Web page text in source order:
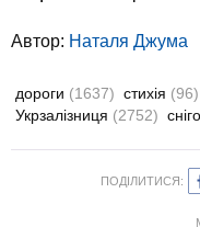
Автор: Наталя Джума
дороги (1637) стихія (96)
Укрзалізниця (2752)
ПОДІЛИТИСЯ: